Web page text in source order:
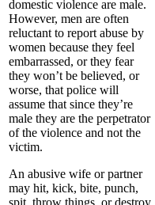
domestic violence are male.
However, men are often
reluctant to report abuse by
women because they feel
embarrassed, or they fear
they won’t be believed, or
worse, that police will
assume that since they’re
male they are the perpetrator
of the violence and not the
victim.
An abusive wife or partner
may hit, kick, bite, punch,
spit, throw things, or destroy